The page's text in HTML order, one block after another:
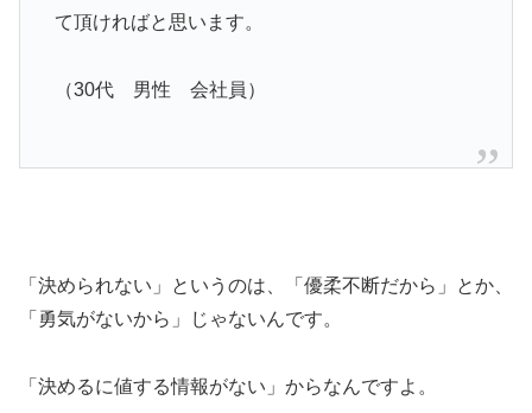
て頂ければと思います。
（30代 男性 会社員）
「決められない」というのは、「優柔不断だから」とか、
「勇気がないから」じゃないんです。
「決めるに値する情報がない」からなんですよ。